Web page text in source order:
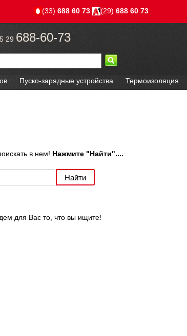
(33) 688 60 73 (29) 688 60 73
29 688-60-73
Пуско-зарядные устройства Термоизоляция
в нем! Нажмите "Найти"....
для Вас то, что вы ищите!